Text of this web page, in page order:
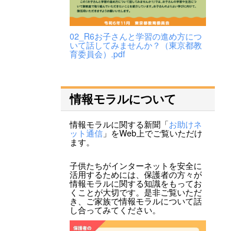
02_R6お子さんと学習の進め方につ
いて話してみませんか？（東京都教
育委員会）.pdf
情報モラルについて
情報モラルに関する新聞「お助けネ
ット通信 」をWeb上でご覧いただけ
ます。
子供たちがインターネットを安全に
活用するためには、保護者の方々が
情報モラルに関する知識をもってお
くことが大切です。是非ご覧いただ
き、ご家族で情報モラルについて話
し合ってみてください。